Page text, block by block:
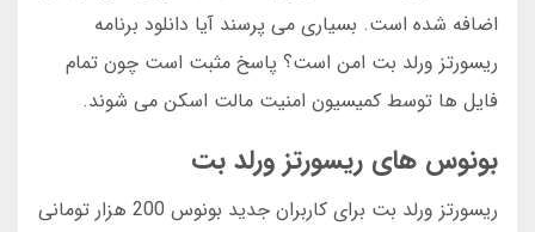
اضافه شده است. بسیاری می پرسند آیا دانلود برنامه
ریسورتز ورلد بت امن است؟ پاسخ مثبت است چون تمام
فایل ها توسط کمیسیون امنیت مالت اسکن می شوند.
بونوس های ریسورتز ورلد بت
ریسورتز ورلد بت برای کاربران جدید بونوس 200 هزار تومانی